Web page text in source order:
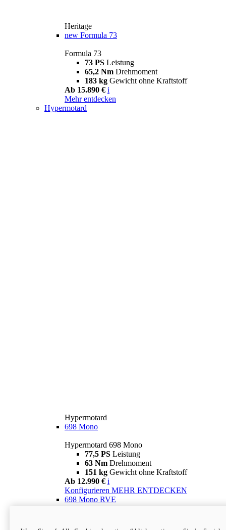
Heritage
new Formula 73
Formula 73
73 PS Leistung
65,2 Nm Drehmoment
183 kg Gewicht ohne Kraftstoff
Ab 15.890 € i
Mehr entdecken
Hypermotard
Hypermotard
698 Mono
Hypermotard 698 Mono
77,5 PS Leistung
63 Nm Drehmoment
151 kg Gewicht ohne Kraftstoff
Ab 12.990 € i
Konfigurieren MEHR ENTDECKEN
698 Mono RVE
77,5 PS
Leistung